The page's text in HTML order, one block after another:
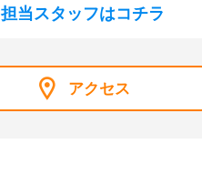
担当スタッフはコチラ
アクセス